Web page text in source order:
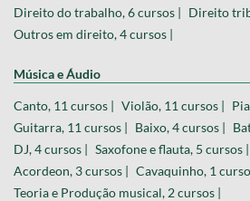
Direito do trabalho, 6 cursos | Direito
Outros em direito, 4 cursos |
Música e Áudio
Canto, 11 cursos | Violão, 11 cursos |
Guitarra, 11 cursos | Baixo, 4 cursos |
DJ, 4 cursos | Saxofone e flauta, 5 cursos |
Acordeon, 3 cursos | Cavaquinho, 1
Teoria e Produção musical, 2 cursos |